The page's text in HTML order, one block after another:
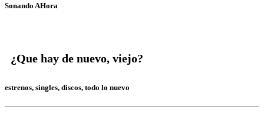
Sonando AHora
¿Que hay de nuevo, viejo?
estrenos, singles, discos, todo lo nuevo